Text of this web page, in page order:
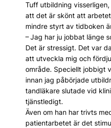
Tuff utbildning
att det är skönt att
mindre styrt av tidboken
– Jag har ju jobbat länge
Det är stressigt. Det var
att utveckla mig och
område. Speciellt jobbigt
innan jag påbörjade
tandläkare slutade vid
tjänstledigt.
Även om han har trivts
patientarbetet är det